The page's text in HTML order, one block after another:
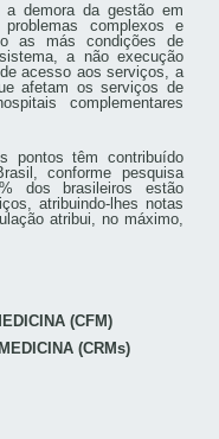
demora da gestão em
complexos e
as más condições de
a não execução
acesso aos serviços, a
afetam os serviços de
complementares
pontos têm contribuído
conforme pesquisa
dos brasileiros estão
atribuindo-lhes notas
atribui, no máximo,
(CFM)
(CRMs)